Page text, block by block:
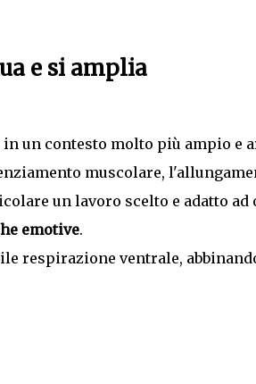
e si amplia
un contesto molto più ampio e
muscolare,
un lavoro scelto e adatto ad
emotive.
respirazione ventrale,